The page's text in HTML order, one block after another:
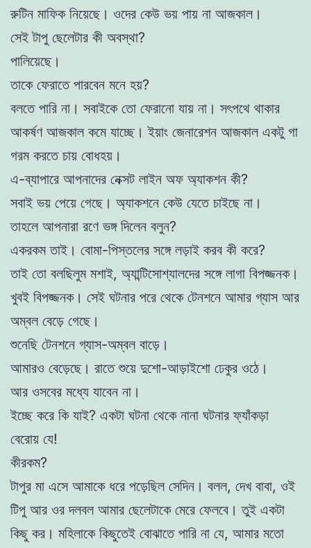
রুটিন মাফিক নিয়েছে। ওদের কেউ ভয় পায় না আজকাল।
সেই টাপু ছেলেটার কী অবস্থা?
পালিয়েছে।
তাকে ফেরাতে পারবেন মনে হয়?
বলতে পারি না। সবাইকে তো ফেরানো যায় না। সৎপথে থাকার
আকর্ষণ আজকাল কমে যাচ্ছে। ইয়াং জেনারেশন আজকাল একটু গা
গরম করতে চায় বোধহয়।
এ-ব্যাপারে আপনাদের নেক্সট লাইন অফ অ্যাকশন কী?
সবাই ভয় পেয়ে গেছে। অ্যাকশনে কেউ যেতে চাইছে না।
তাহলে আপনারা রণে ভঙ্গ দিলেন বলুন?
একরকম তাই। বোমা-পিস্তলের সঙ্গে লড়াই করব কী করে?
তাই তো বলছিলুম মশাই, অ্যান্টিসোশ্যালদের সঙ্গে লাগা বিপজ্জনক।
খুবই বিপজ্জনক। সেই ঘটনার পরে থেকে টেনশনে আমার গ্যাস আর
অম্বল বেড়ে গেছে।
শুনেছি টেনশনে গ্যাস-অম্বল বাড়ে।
আমারও বেড়েছে। রাতে শুয়ে দুশো-আড়াইশো ঢেকুর ওঠে।
আর ওসবের মধ্যে যাবেন না।
ইচ্ছে করে কি যাই? একটা ঘটনা থেকে নানা ঘটনার ফ্যাঁকড়া
বেরোয় যে!
কীরকম?
টাপুর মা এসে আমাকে ধরে পড়েছিল সেদিন। বলল, দেখ বাবা, ওই
টিপু আর ওর দলবল আমার ছেলেটাকে মেরে ফেলবে। তুই একটা
কিছু কর। মহিলাকে কিছুতেই বোঝাতে পারি না যে, আমার মতো